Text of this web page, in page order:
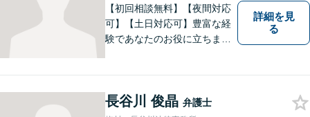
【初回相談無料】【夜間対応
可】【土日対応可】豊富な経
験であなたのお役に立ちま
詳細を見
る
長谷川 俊晶 弁護士